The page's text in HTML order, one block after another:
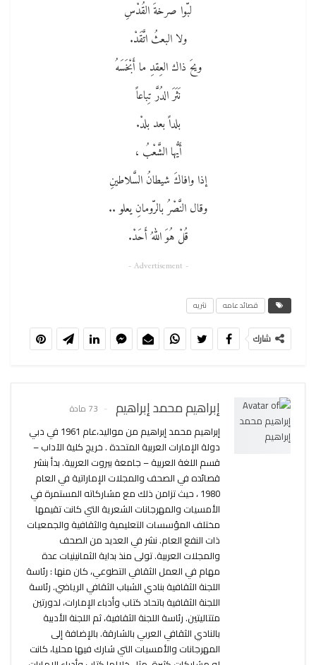
لبّوا صرخةَ القُدْسِ
ولا البعثُ اتَّقَدْ.
ويحَ ذاك العِقدِ ما أَبْخَسَهُ
نَثَرَ الدُرَّ تِباعاً
بلداً بعد بلدْ.
أَيُّها الشَّعْبُ ،
إذا وافاكَ شيطانُ السَّلاطينِ
وقال النَّصْرُ بالرّومانِ يعلو ..
قُلْ هُوَ اللهُ أَحَدْ.
- Advertisement -
قصائد عامه نثريه
شارك
إبراهيم محمد إبراهيم 73 مادة
إبراهيم محمد إبراهيم من مواليد،عام 1961 في دبي
دولة الإمارات العربية المتحدة . خريج كلية الآداب –
قسم اللغة العربية – جامعة بيروت العربية. بدأ بنشر
قصائده في الصحف والمجلات الإماراتية في العام
1980 ، حيث تزامن ذلك مع مشاركاته المستمرة في
الأمسيات والمهرجانات الشعرية التي كانت تقيمها
مختلف المؤسسات التعليمية والثقافية والجمعيات
ذات النفع العام. نشر في العديد من الصحف
والمجلات العربية. تولى منذ بداية الثمانينيات عدة
مهام في العمل الثقافي التطوعي، كان منها : رئاسة
اللجنة الثقافية بنادي الشباب الثقافي الرياضي. رئاسة
اللجنة الثقافية باتحاد كتاب وأدباء الإمارات، لدورتين
متتاليتين. رئاسة اللجنة الثقافية، ثم اللجنة الأدبية
بالنادي الثقافي العربي بالشارقة. بالإضافة إلى
المهرجانات والأمسيات التي شارك فيها محليا، كانت